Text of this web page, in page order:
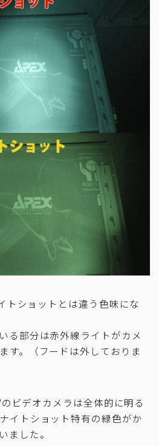
トショットとは違う色味にな
る部分は赤外線ライトがカメ
す。（フードは外しておりま
ビデオカメラは全体的に明る
イトショット特有の緑色がか
ました。